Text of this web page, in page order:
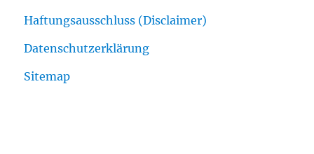
Haftungsausschluss (Disclaimer)
Datenschutzerklärung
Sitemap